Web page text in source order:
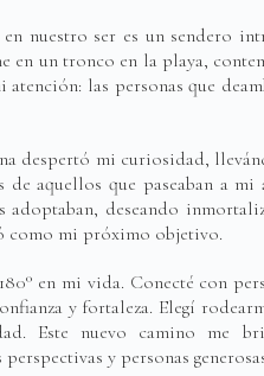
nuestro ser es un sendero
en un tronco en la playa,
atención: las personas que
despertó mi curiosidad,
de aquellos que paseaban a
adoptaban, deseando
como mi próximo objetivo.
en mi vida. Conecté con
y fortaleza. Elegí
Este nuevo camino me
y personas